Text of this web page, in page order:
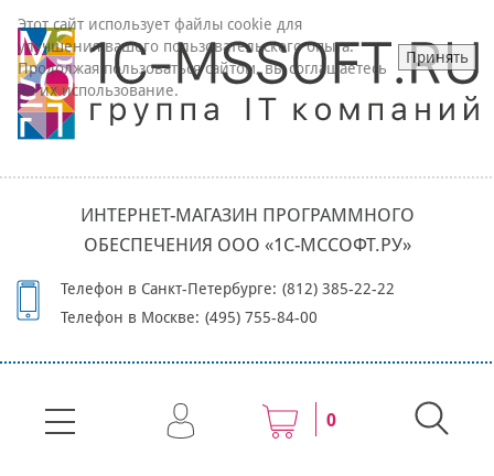
ИНТЕРНЕТ-МАГАЗИН ПРОГРАММНОГО
ОБЕСПЕЧЕНИЯ ООО «1С-МССОФТ.РУ»
Телефон в Санкт-Петербурге: (812) 385-22-22
Телефон в Москве: (495) 755-84-00
0
Этот сайт использует файлы cookie для
улучшения вашего пользовательского опыта.
Продолжая пользоваться сайтом, вы соглашаетесь
на их использование.
Принять